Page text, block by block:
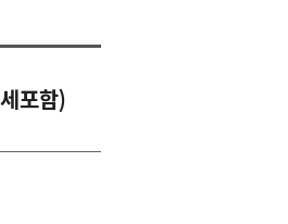
포함)